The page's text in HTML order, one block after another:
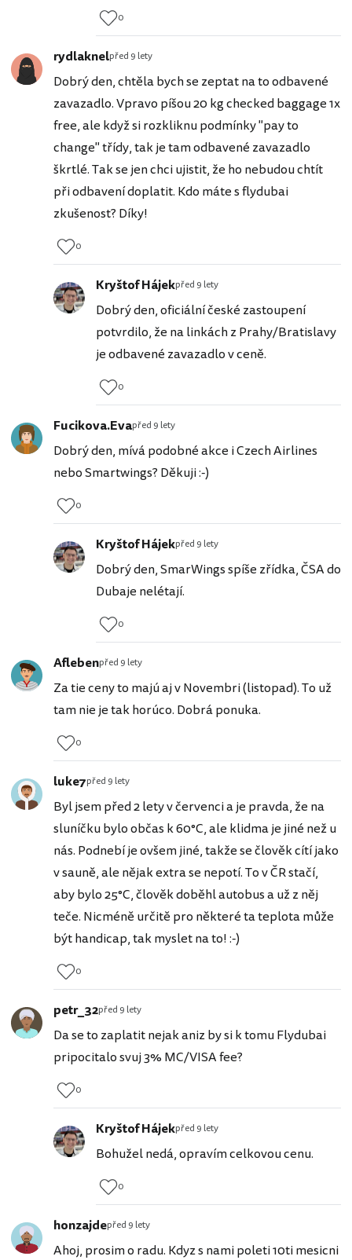
0
rydlaknelpřed 9 lety
Dobrý den, chtěla bych se zeptat na to odbavené
zavazadlo. Vpravo píšou 20 kg checked baggage 1x
free, ale když si rozkliknu podmínky "pay to
change" třídy, tak je tam odbavené zavazadlo
škrtlé. Tak se jen chci ujistit, že ho nebudou chtít
při odbavení doplatit. Kdo máte s flydubai
zkušenost? Díky!
0
Kryštof Hájekpřed 9 lety
Dobrý den, oficiální české zastoupení
potvrdilo, že na linkách z Prahy/Bratislavy
je odbavené zavazadlo v ceně.
0
Fucikova.Evapřed 9 lety
Dobrý den, mívá podobné akce i Czech Airlines
nebo Smartwings? Děkuji :-)
0
Kryštof Hájekpřed 9 lety
Dobrý den, SmarWings spíše zřídka, ČSA do
Dubaje nelétají.
0
Aflebenpřed 9 lety
Za tie ceny to majú aj v Novembri (listopad). To už
tam nie je tak horúco. Dobrá ponuka.
0
luke7před 9 lety
Byl jsem před 2 lety v červenci a je pravda, že na
sluníčku bylo občas k 60°C, ale klidma je jiné než u
nás. Podnebí je ovšem jiné, takže se člověk cítí jako
v sauně, ale nějak extra se nepotí. To v ČR stačí,
aby bylo 25°C, člověk doběhl autobus a už z něj
teče. Nicméně určitě pro některé ta teplota může
být handicap, tak myslet na to! :-)
0
petr_32před 9 lety
Da se to zaplatit nejak aniz by si k tomu Flydubai
pripocitalo svuj 3% MC/VISA fee?
0
Kryštof Hájekpřed 9 lety
Bohužel nedá, opravím celkovou cenu.
0
honzajdepřed 9 lety
Ahoj, prosim o radu. Kdyz s nami poleti 10ti mesicni